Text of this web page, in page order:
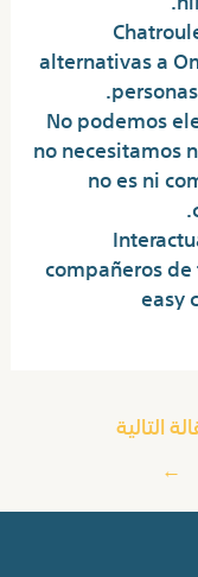
alternativas a
No podemos
no necesitamos
no es ni
compañeros
easy
التالية
←